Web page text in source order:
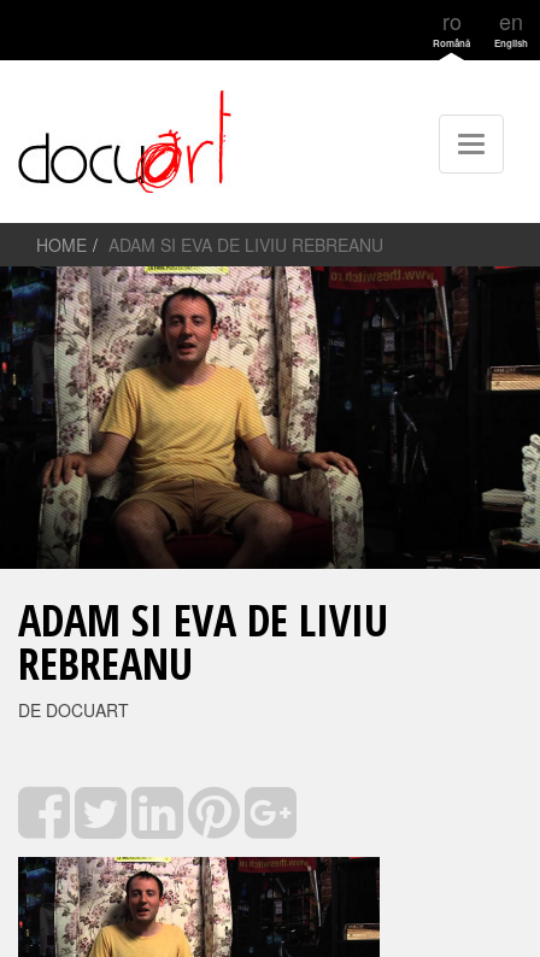
ro
Română
en
English
HOME ADAM SI EVA DE LIVIU REBREANU
ADAM SI EVA DE LIVIU
REBREANU
DE DOCUART